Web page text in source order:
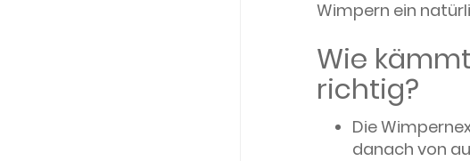
Wimpern ein
Wie
richtig?
Die
danach von